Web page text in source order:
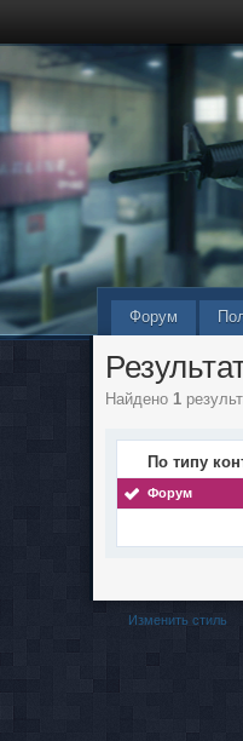
Форум
Найдено 1
По типу
Форум
Изменить стиль